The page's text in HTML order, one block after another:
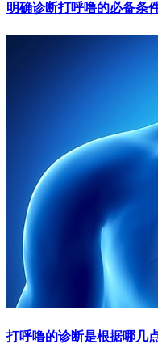
明确诊断打呼噜的必备条
打呼噜的诊断是根据哪几